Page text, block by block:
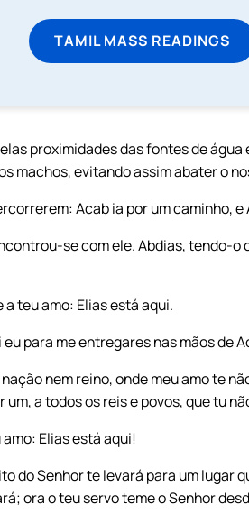
TAMIL MASS READINGS
proximidades das fontes de
machos, evitando assim abater o
Acab ia por um caminho,
se com ele. Abdias, tendo-
a teu amo: Elias está aqui.
para me entregares nas mãos de
nem reino, onde meu amo te
a todos os reis e povos, que tu
Elias está aqui!
do Senhor te levará para um lugar
ora o teu servo teme o Senhor